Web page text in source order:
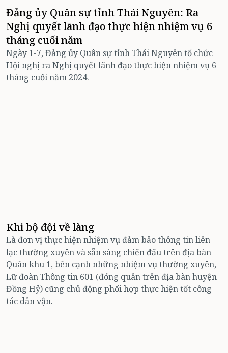
Đảng ủy Quân sự tỉnh Thái Nguyên: Ra
Nghị quyết lãnh đạo thực hiện nhiệm vụ 6
tháng cuối năm
Ngày 1-7, Đảng ủy Quân sự tỉnh Thái Nguyên tổ chức
Hội nghị ra Nghị quyết lãnh đạo thực hiện nhiệm vụ 6
tháng cuối năm 2024.
Khi bộ đội về làng
Là đơn vị thực hiện nhiệm vụ đảm bảo thông tin liên
lạc thường xuyên và sẵn sàng chiến đấu trên địa bàn
Quân khu 1, bên cạnh những nhiệm vụ thường xuyên,
Lữ đoàn Thông tin 601 (đóng quân trên địa bàn huyện
Đồng Hỷ) cũng chủ động phối hợp thực hiện tốt công
tác dân vận.